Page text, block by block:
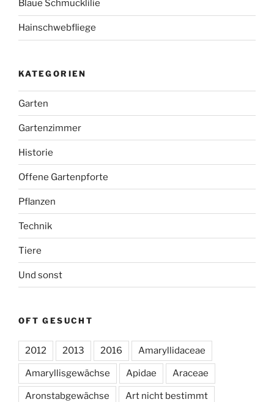
Blaue Schmucklilie
Hainschwebfliege
KATEGORIEN
Garten
Gartenzimmer
Historie
Offene Gartenpforte
Pflanzen
Technik
Tiere
Und sonst
OFT GESUCHT
2012 2013 2016 Amaryllidaceae
Amaryllisgewächse Apidae Araceae
Aronstabgewächse Art nicht bestimmt